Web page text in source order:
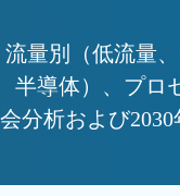
量別（低流量
半導体）、プロ
分析および2030